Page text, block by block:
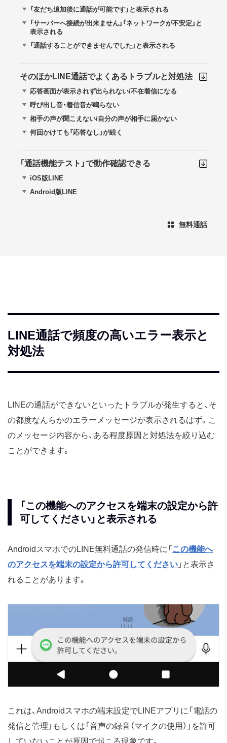
「友だち追加後に通話が可能です」と表示される
「サーバーへ接続が出来ません」「ネットワークが不安定」と
表示される
「通話することができませんでした」と表示される
そのほかLINE通話でよくあるトラブルと対処法
応答画面が表示されず出られない/不在着信になる
呼び出し音・着信音が鳴らない
相手の声が聞こえない/自分の声が相手に届かない
何回かけても「応答なし」が続く
「通話機能テスト」で動作確認できる
iOS版LINE
Android版LINE
無料通話
LINE通話で頻度の高いエラー表示と
対処法
LINEの通話ができないといったトラブルが発生すると、そ
の都度なんらかのエラーメッセージが表示されるはず。こ
のメッセージ内容から、ある程度原因と対処法を絞り込む
ことができます。
「この機能へのアクセスを端末の設定から許
可してください」と表示される
AndroidスマホでのLINE無料通話の発信時に「 この機能へ
のアクセスを端末の設定から許可してください 」と表示さ
れることがあります。
これは、Androidスマホの端末設定でLINEアプリに「電話の
発信と管理」もしくは「音声の録音（マイクの使用）」を許可
していないことが原因で起こる現象です。